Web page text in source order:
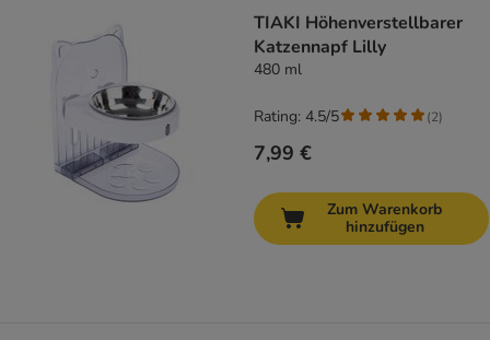
TIAKI Höhenverstellbarer
Katzennapf Lilly
480 ml
7,99 €
Rating: 4.5/5 (2)
Zum Warenkorb
hinzufügen